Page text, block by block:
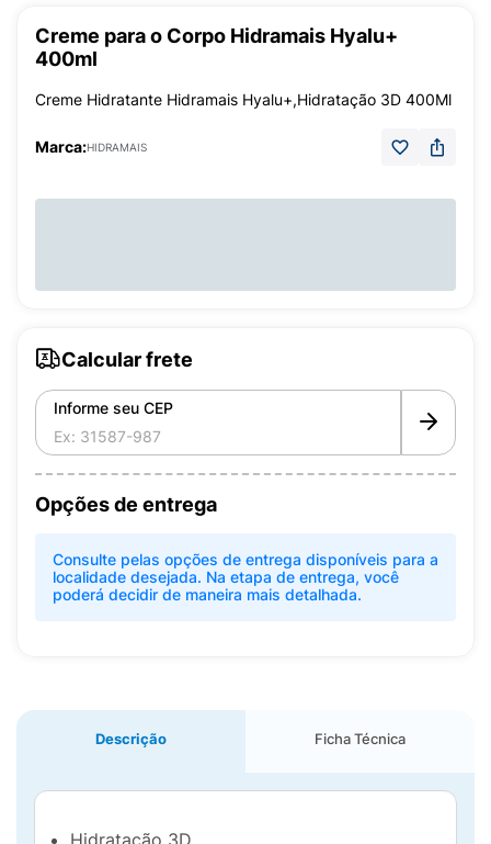
Creme para o Corpo Hidramais Hyalu+
400ml
Creme Hidratante Hidramais Hyalu+,Hidratação 3D 400Ml
Marca:HIDRAMAIS
Calcular frete
Informe seu CEP
Opções de entrega
Consulte pelas opções de entrega disponíveis para a
localidade desejada. Na etapa de entrega, você
poderá decidir de maneira mais detalhada.
Descrição Ficha Técnica
Hidratação 3D,